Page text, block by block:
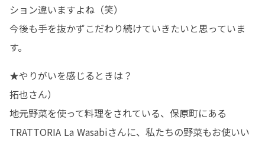
ション違いますよね（笑）
今後も手を抜かずこだわり続けていきたいと思っていま
す。
★やりがいを感じるときは？
拓也さん）
地元野菜を使って料理をされている、保原町にある
TRATTORIA La Wasabiさんに、私たちの野菜もお使いい